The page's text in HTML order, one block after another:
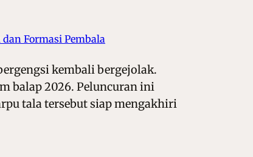
Formasi Pembala
kembali bergejolak.
balap 2026. Peluncuran ini
tala tersebut siap mengakhiri